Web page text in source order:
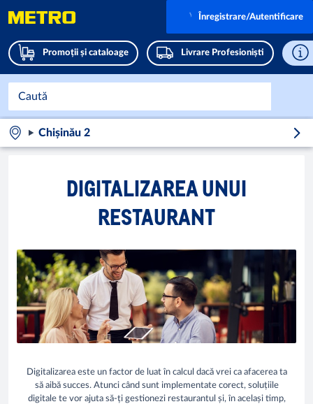
Promoții și cataloage Livrare Profesioniști
Înregistrare/Autentificare
Chișinău 2
DIGITALIZAREA UNUI
RESTAURANT
Digitalizarea este un factor de luat în calcul dacă vrei ca afacerea ta
să aibă succes. Atunci când sunt implementate corect, soluțiile
digitale te vor ajuta să-ți gestionezi restaurantul și, în același timp,